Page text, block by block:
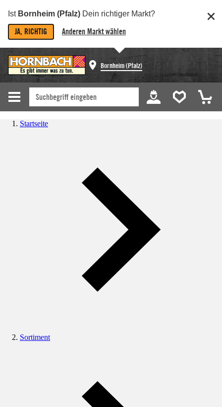
Ist Bornheim (Pfalz) Dein richtiger Markt?
JA, RICHTIG Anderen Markt wählen
Bornheim (Pfalz)
Startseite
Sortiment